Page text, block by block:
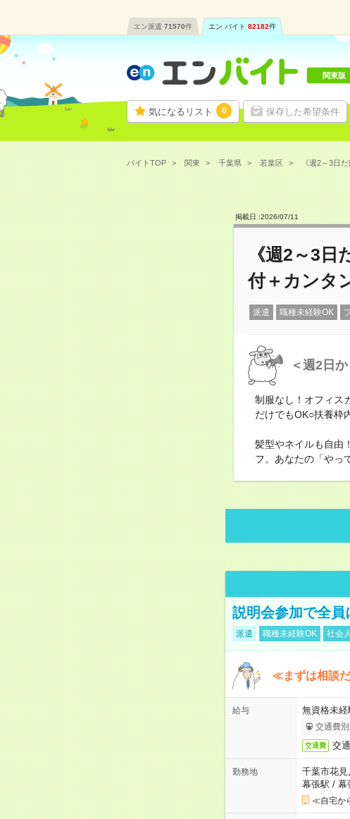
エン派遣 71570件 エン バイト 82182件
気になるリスト 0 保存した希望条件
関東版
バイトTOP 関東 千葉県 若葉区 《週2～3日
掲載日 :2026/07/11
《週2～3
付＋カンタ
派遣 職種未経験OK
＜週2日
制服なし！オフィス
だけでもOK○扶養枠
髪型やネイルも自由
フ。あなたの「やっ
説明会参加で全
派遣 職種未経験OK 社会
≪まずは相談
給与 無資格未
交通費
交通費 交
勤務地
千葉市花見
幕張駅 / 幕
≪自宅か